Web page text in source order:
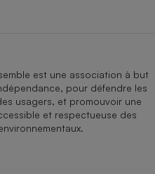
est une association à but
pour défendre les
usagers, et promouvoir une
et respectueuse des